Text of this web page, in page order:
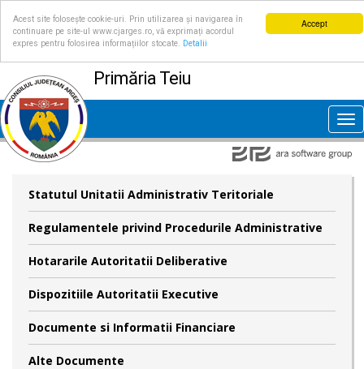
Accept
Acest site folosește cookie-uri. Prin utilizarea și navigarea în
continuare pe site-ul www.cjarges.ro, vă exprimați acordul
expres pentru folosirea informațiilor stocate.
Detalii
Primăria Teiu
Statutul Unitatii Administrativ Teritoriale
Regulamentele privind Procedurile Administrative
Hotararile Autoritatii Deliberative
Dispozitiile Autoritatii Executive
Documente si Informatii Financiare
Alte Documente